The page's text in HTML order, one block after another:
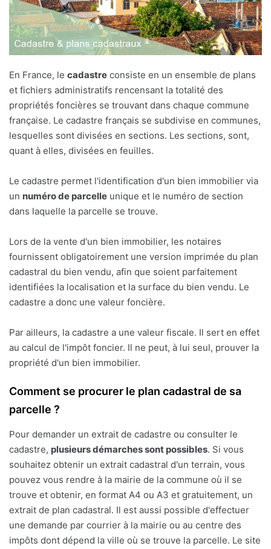
En France, le cadastre consiste en un ensemble de plans
et fichiers administratifs rencensant la totalité des
propriétés foncières se trouvant dans chaque commune
française. Le cadastre français se subdivise en communes,
lesquelles sont divisées en sections. Les sections, sont,
quant à elles, divisées en feuilles.
Le cadastre permet l'identification d'un bien immobilier via
un numéro de parcelle unique et le numéro de section
dans laquelle la parcelle se trouve.
Lors de la vente d'un bien immobilier, les notaires
fournissent obligatoirement une version imprimée du plan
cadastral du bien vendu, afin que soient parfaitement
identifiées la localisation et la surface du bien vendu. Le
cadastre a donc une valeur foncière.
Par ailleurs, la cadastre a une valeur fiscale. Il sert en effet
au calcul de l'impôt foncier. Il ne peut, à lui seul, prouver la
propriété d'un bien immobilier.
Comment se procurer le plan cadastral de sa
parcelle ?
Pour demander un extrait de cadastre ou consulter le
cadastre, plusieurs démarches sont possibles. Si vous
souhaitez obtenir un extrait cadastral d'un terrain, vous
pouvez vous rendre à la mairie de la commune où il se
trouve et obtenir, en format A4 ou A3 et gratuitement, un
extrait de plan cadastral. Il est aussi possible d'effectuer
une demande par courrier à la mairie ou au centre des
impôts dont dépend la ville où se trouve la parcelle. Le site